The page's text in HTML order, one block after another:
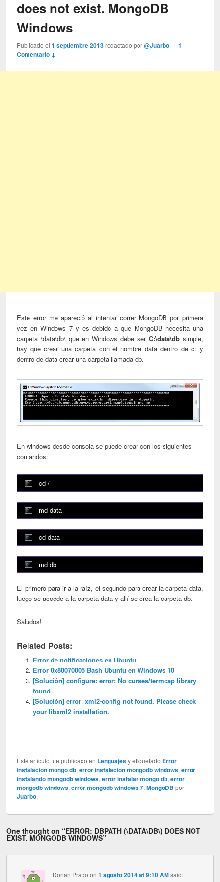
does not exist. MongoDB
Windows
Publicado el1 septiembre 2013 redactado por@Juarbo —1
Comentario ↓
Este error me apareció al intentar correr MongoDB por primera
vez en Windows 7 y es debido a que MongoDB necesita una
carpeta \data\db\ que en Windows debe ser C:\data\dbsimple,
hay que crear una carpeta con el nombre data dentro de c: y
dentro de data crear una carpeta llamada db.
En windows desde consola se puede crear con los siguientes
comandos:
cd /
md data
cd data
md db
El primero para ir a la raíz, el segundo para crear la carpeta data,
luego se accede a la carpeta data y allí se crea la carpeta db.
Saludos!
Related Posts:
Error de notificaciones en Ubuntu
Error 0x80070005 Bash Ubuntu en Windows 10
[Solución] configure: error: No curses/termcap library
found
[Solución] error: xml2-config not found. Please check
your libxml2 installation.
Este articulo fue publicado en Lenguajesy etiquetado Error
instalacion mongo db,error instalacion mongodb windows,error
instalando mongodb windows,error instalar mongo db,error
mongodb windows,error mongodb windows 7,MongoDB por
Juarbo.
One thought on “ERROR: DBPATH (\DATA\DB\) DOES NOT
EXIST. MONGODB WINDOWS”
Dorian Prado on 1 agosto 2014 at 9:10 AM said: